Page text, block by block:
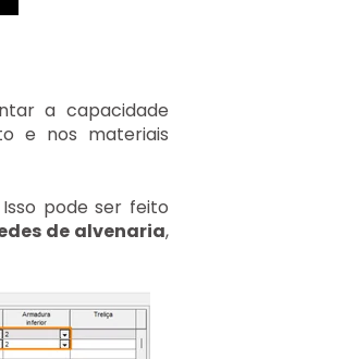
a capacidade
e nos materiais
Isso pode ser feito
de alvenaria,